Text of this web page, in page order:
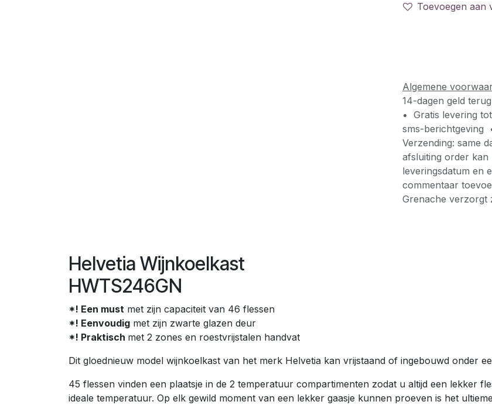
Toevoegen aan
Algemene
14-dagen geld
• Gratis levering
sms-berichtgeving
Verzending: same
afsluiting order kan
leveringsdatum en
commentaar
Grenache verzorgt
Helvetia Wijnkoelkast
HWTS246GN
*! Een must met zijn capaciteit van 46 flessen
*! Eenvoudig met zijn zwarte glazen deur
*! Praktisch met 2 zones en roestvrijstalen handvat
Dit gloednieuw model wijnkoelkast van het merk Helvetia kan vrijstaand of ingebouwd onder
45 flessen vinden een plaatsje in de 2 temperatuur compartimenten zodat u altijd een lekker
ideale temperatuur. Op elk gewild moment van een lekker gaasje kunnen proeven is het